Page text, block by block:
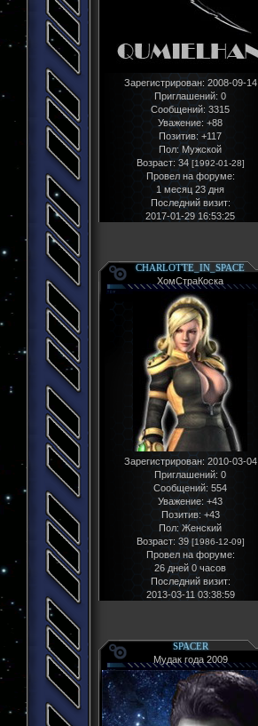
Зарегистрирован: 2008-09-14
Приглашений: 0
Сообщений: 3315
Уважение: +88
Позитив: +117
Пол: Мужской
Возраст: 34 [1992-01-28]
Провел на форуме:
1 месяц 23 дня
Последний визит:
2017-01-29 16:53:25
CHARLOTTE_IN_SPACE
ХомСтраКоска
Зарегистрирован: 2010-03-04
Приглашений: 0
Сообщений: 554
Уважение: +43
Позитив: +43
Пол:Женский
Возраст: 39 [1986-12-09]
Провел на форуме:
26 дней 0 часов
Последний визит:
2013-03-11 03:38:59
SPACER
Мудак года 2009